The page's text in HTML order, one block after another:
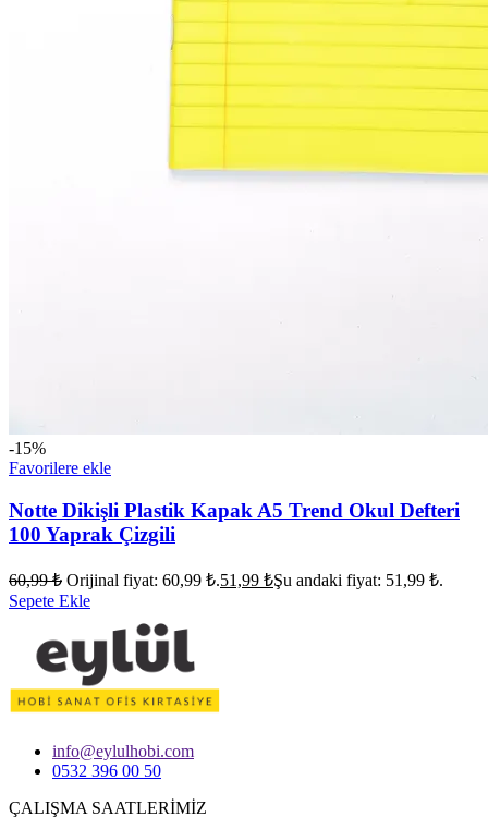
-15%
Favorilere ekle
Notte Dikişli Plastik Kapak A5 Trend Okul Defteri
100 Yaprak Çizgili
60,99₺ Orijinal fiyat: 60,99 ₺.51,99 ₺Şu andaki fiyat: 51,99 ₺.
Sepete Ekle
info@eylulhobi.com
0532 396 00 50
ÇALIŞMA SAATLERİMİZ